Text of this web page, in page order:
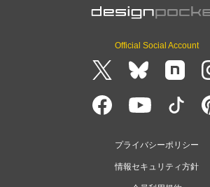
Official Social Account
プライバシーポリシー
情報セキュリティ方針